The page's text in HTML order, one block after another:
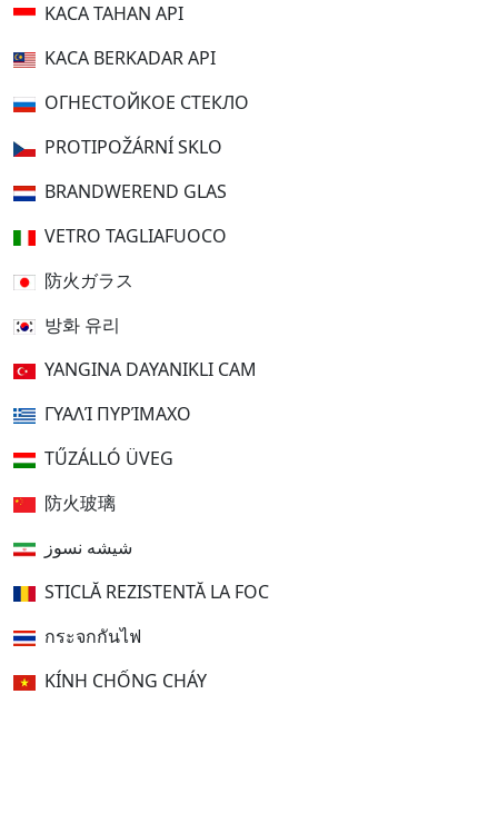
KACA TAHAN API
KACA BERKADAR API
ОГНЕСТОЙКОЕ СТЕКЛО
PROTIPOŽÁRNÍ SKLO
BRANDWEREND GLAS
VETRO TAGLIAFUOCO
防火ガラス
방화 유리
YANGINA DAYANIKLI CAM
ΓΥΑΛΊ ΠΥΡΊΜΑΧΟ
TŰZÁLLÓ ÜVEG
防火玻璃
شیشه نسوز
STICLĂ REZISTENTĂ LA FOC
กระจกกันไฟ
KÍNH CHỐNG CHÁY